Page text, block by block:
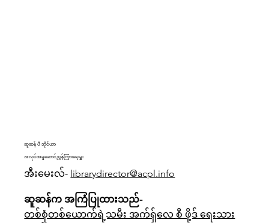
ဆူဆန် ပီ ဘိုင်ယာ
အလုပ်အမှုဆောင်ညွှန်ကြားရေးမှူး
အီးမေးလ်- librarydirector@acpl.info
ဆူဆန်က အကြံပြုထားသည်-
တစ်စုံတစ်ယောက်ရဲ့သမီး အက်ရှ်လေ စီ ဖို့ဒ် ရေးသား